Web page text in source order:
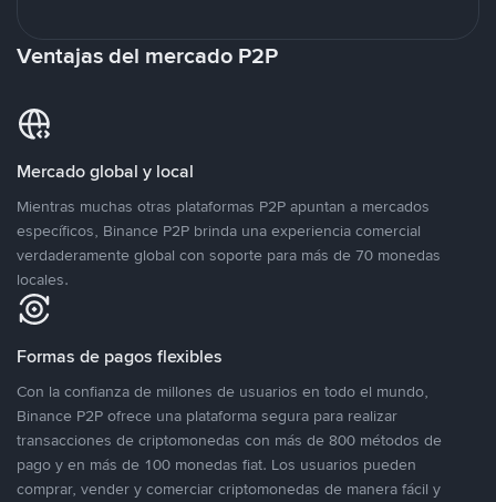
Ventajas del mercado P2P
Mercado global y local
Mientras muchas otras plataformas P2P apuntan a mercados
específicos, Binance P2P brinda una experiencia comercial
verdaderamente global con soporte para más de 70 monedas
locales.
Formas de pagos flexibles
Con la confianza de millones de usuarios en todo el mundo,
Binance P2P ofrece una plataforma segura para realizar
transacciones de criptomonedas con más de 800 métodos de
pago y en más de 100 monedas fiat. Los usuarios pueden
comprar, vender y comerciar criptomonedas de manera fácil y